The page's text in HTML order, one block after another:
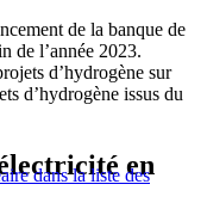
de la banque de
de l’année 2023.
d’hydrogène sur
d’hydrogène issus du
dans la liste des
en